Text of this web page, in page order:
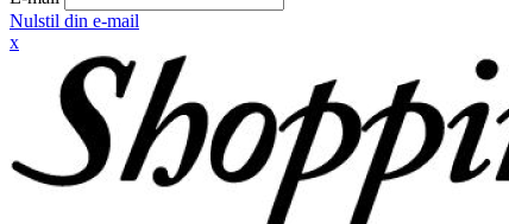
Nulstil din e-mail
x